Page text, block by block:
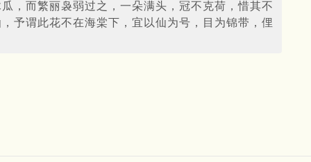
，而繁丽袅弱过之，一朵满头，冠不克荷，惜其不
予谓此花不在海棠下，宜以仙为号，目为锦带，俚